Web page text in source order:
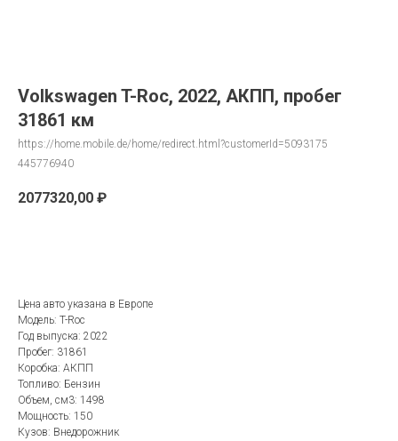
Volkswagen T-Roc, 2022, АКПП, пробег
31861 км
https://home.mobile.de/home/redirect.html?customerId=5093175
445776940
2077320,00 ₽
Цена авто указана в Европе
Модель: T-Roc
Год выпуска: 2022
Пробег: 31861
Коробка: АКПП
Топливо: Бензин
Объем, см3: 1498
Мощность: 150
Кузов: Внедорожник